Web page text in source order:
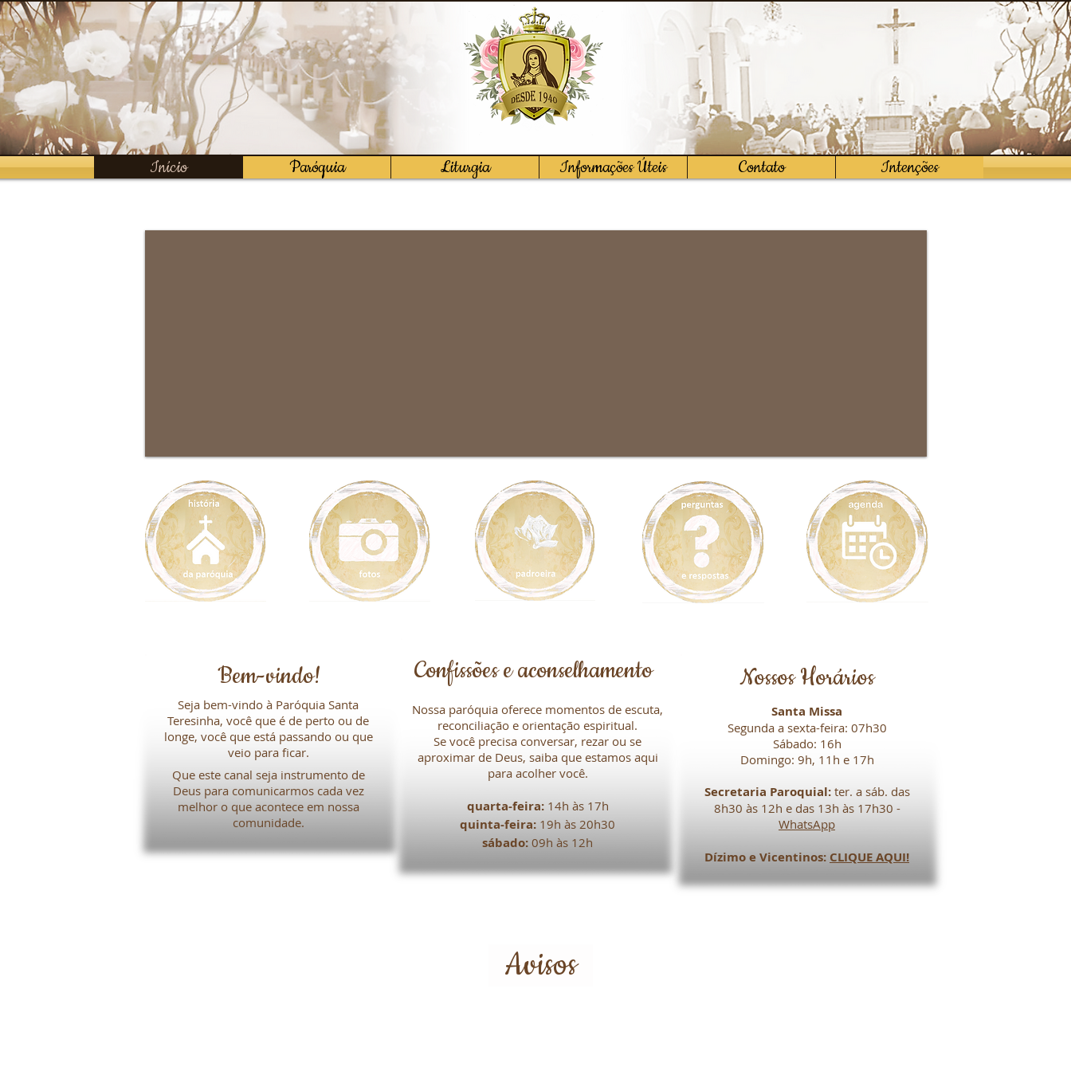
Início Paróquia Liturgia Informações Úteis Contato Intenções
Bem-vindo!
Seja bem-vindo à Paróquia Santa
Teresinha, você que é de perto ou de
longe, você que está passando ou que
veio para ficar.
Que este canal seja instrumento de
Deus para comunicarmos cada vez
melhor o que acontece em nossa
comunidade.
Nossa paróquia oferece momentos de escuta,
reconciliação e orientação espiritual.
Se você precisa conversar, rezar ou se
aproximar de Deus, saiba que estamos aqui
para acolher você.
quarta-feira: 14h às 17h
quinta-feira: 19h às 20h30
sábado: 09h às 12h
Confissões e aconselhamento Nossos Horários
Santa Missa
Segunda a sexta-feira: 07h30
Sábado: 16h
Domingo: 9h, 11h e 17h
Secretaria Paroquial: ter. a sáb. das
8h30 às 12h e das 13h às 17h30 -
WhatsApp
Dízimo e Vicentinos: CLIQUE AQUI!
Avisos